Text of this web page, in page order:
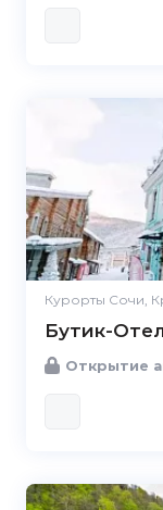
Курорты Сочи,
Бутик-
Открытие